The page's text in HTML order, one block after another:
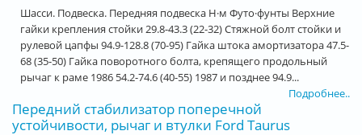
Шасси. Подвеска. Передняя подвеска Н·м Футо·фунты Верхние
гайки крепления стойки 29.8-43.3 (22-32) Стяжной болт стойки и
рулевой цапфы 94.9-128.8 (70-95) Гайка штока амортизатора 47.5-
68 (35-50) Гайка поворотного болта, крепящего продольный
рычаг к раме 1986 54.2-74.6 (40-55) 1987 и позднее 94.9...
Подробнее..
Передний стабилизатор поперечной
устойчивости, рычаг и втулки Ford Taurus